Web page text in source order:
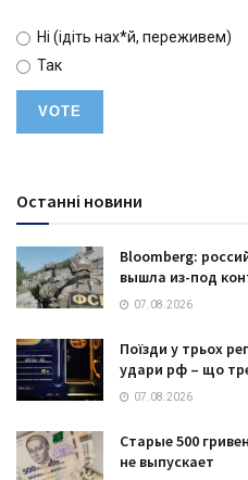
Ні (ідіть нах*й, переживем)
Так
Останні новини
Bloomberg:
вышла из-под
07.08.2026
Поїзди у трьох
удари рф – що
07.08.2026
Старые 500
не выпускает